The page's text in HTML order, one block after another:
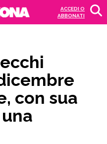
ACCEDI O
ABBONATI
con sua